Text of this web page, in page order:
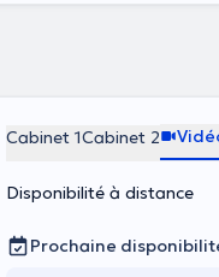
Cabinet 1Cabinet 2
Disponibilité à distance
Prochaine